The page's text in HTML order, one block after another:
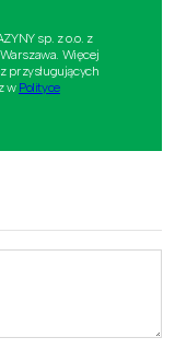
sp. z o.o. z
Więcej
przysługujących
w Polityce